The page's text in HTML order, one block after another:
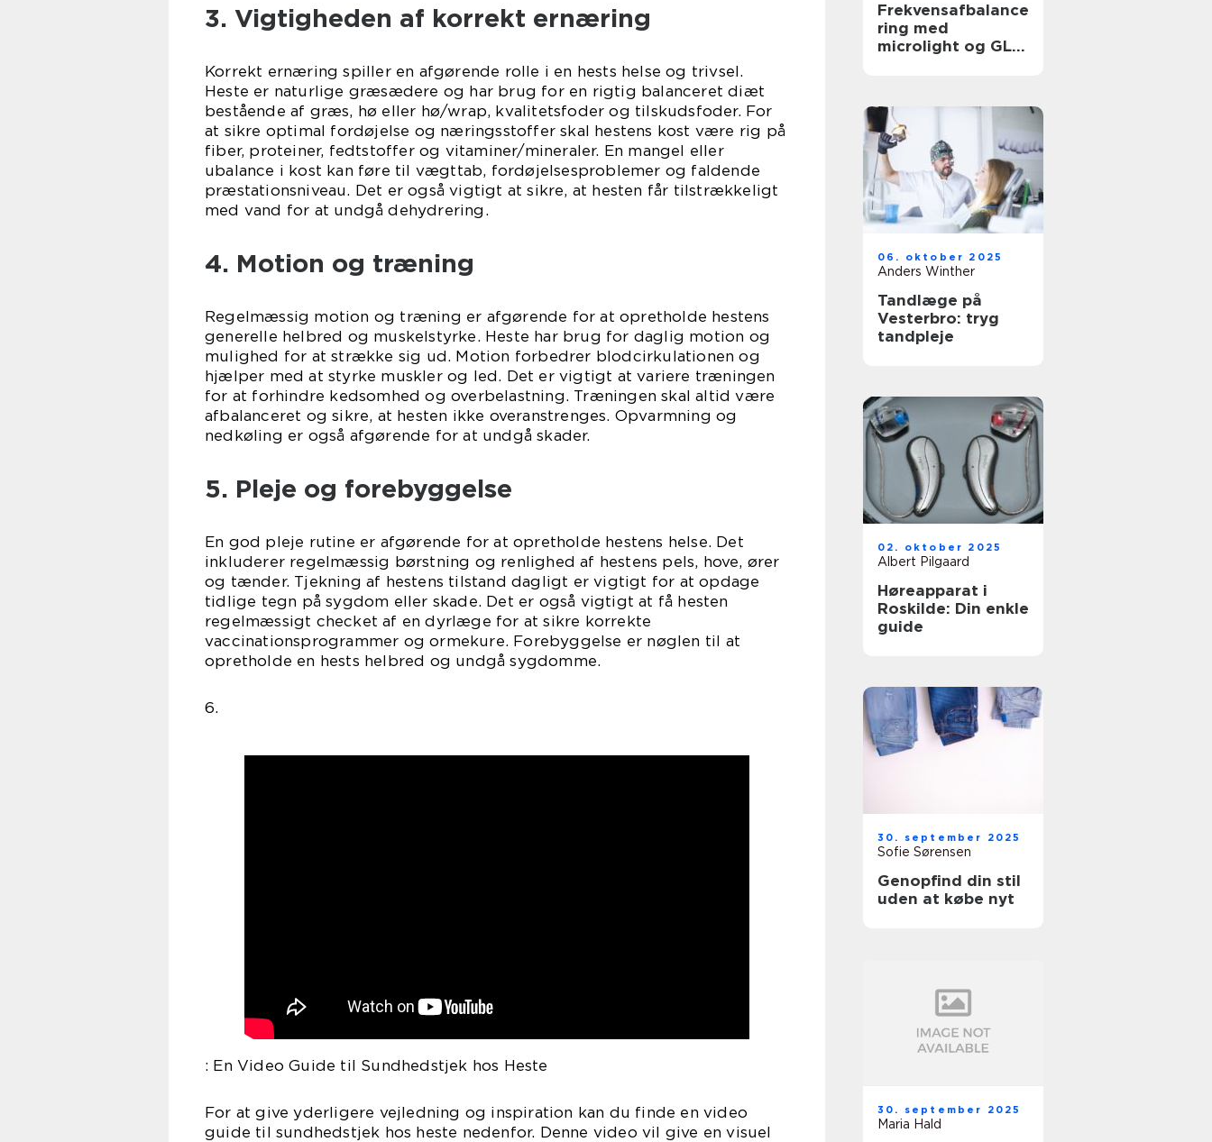
3. Vigtigheden af korrekt ernæring
Korrekt ernæring spiller en afgørende rolle i en hests helse og trivsel.
Heste er naturlige græsædere og har brug for en rigtig balanceret diæt
bestående af græs, hø eller hø/wrap, kvalitetsfoder og tilskudsfoder. For
at sikre optimal fordøjelse og næringsstoffer skal hestens kost være rig på
fiber, proteiner, fedtstoffer og vitaminer/mineraler. En mangel eller
ubalance i kost kan føre til vægttab, fordøjelsesproblemer og faldende
præstationsniveau. Det er også vigtigt at sikre, at hesten får tilstrækkeligt
med vand for at undgå dehydrering.
4. Motion og træning
Regelmæssig motion og træning er afgørende for at opretholde hestens
generelle helbred og muskelstyrke. Heste har brug for daglig motion og
mulighed for at strække sig ud. Motion forbedrer blodcirkulationen og
hjælper med at styrke muskler og led. Det er vigtigt at variere træningen
for at forhindre kedsomhed og overbelastning. Træningen skal altid være
afbalanceret og sikre, at hesten ikke overanstrenges. Opvarmning og
nedkøling er også afgørende for at undgå skader.
5. Pleje og forebyggelse
En god pleje rutine er afgørende for at opretholde hestens helse. Det
inkluderer regelmæssig børstning og renlighed af hestens pels, hove, ører
og tænder. Tjekning af hestens tilstand dagligt er vigtigt for at opdage
tidlige tegn på sygdom eller skade. Det er også vigtigt at få hesten
regelmæssigt checket af en dyrlæge for at sikre korrekte
vaccinationsprogrammer og ormekure. Forebyggelse er nøglen til at
opretholde en hests helbred og undgå sygdomme.
6.
: En Video Guide til Sundhedstjek hos Heste
For at give yderligere vejledning og inspiration kan du finde en video
guide til sundhedstjek hos heste nedenfor. Denne video vil give en visuel
Frekvensafbalance
ring med
microlight og GL
06. oktober 2025
Anders Winther
Tandlæge på
Vesterbro: tryg
tandpleje
02. oktober 2025
Albert Pilgaard
Høreapparat i
Roskilde: Din enkle
guide
30. september 2025
Sofie Sørensen
Genopfind din stil
uden at købe nyt
30. september 2025
Maria Hald